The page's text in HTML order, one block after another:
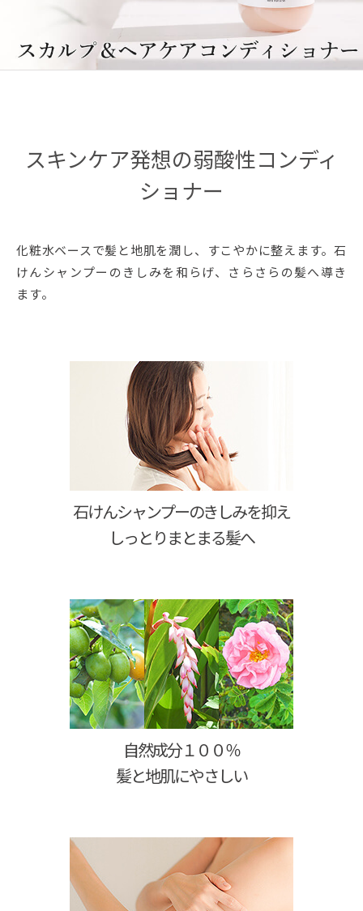
スキンケア発想の弱酸性コンディ
ショナー
化粧水ベースで髪と地肌を潤し、すこやかに整えます。石
けんシャンプーのきしみを和らげ、さらさらの髪へ導き
ます。
石けんシャンプーのきしみを抑え
しっとりまとまる髪へ
自然成分１００％
髪と地肌にやさしい